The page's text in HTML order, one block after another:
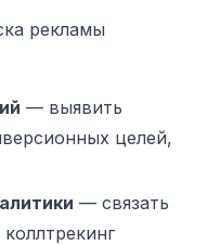
рекламы
— выявить
целей,
— связать